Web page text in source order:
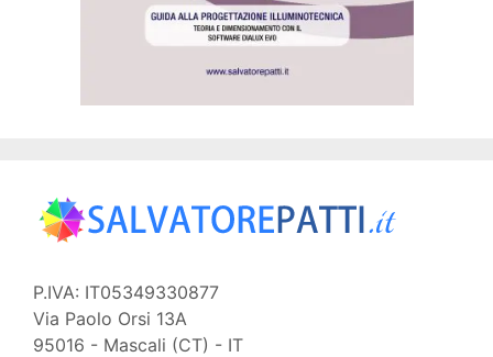
P.IVA: IT05349330877
Via Paolo Orsi 13A
95016 - Mascali (CT) - IT